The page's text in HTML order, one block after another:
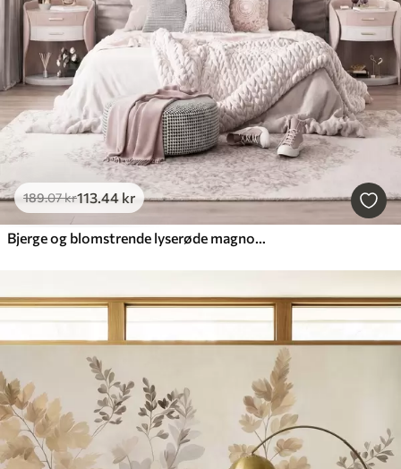
189.07kr113.44 kr
Bjerge og blomstrende lyserøde magnoliagrene, et landskab med dybde og tekstur